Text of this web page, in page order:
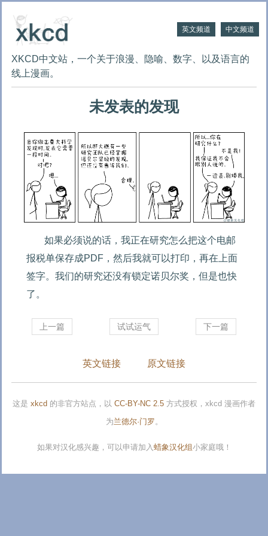
英文频道 中文频道
XKCD中文站，一个关于浪漫、隐喻、数字、以及语言的
线上漫画。
未发表的发现
如果必须说的话，我正在研究怎么把这个电邮
报税单保存成PDF，然后我就可以打印，再在上面
签字。我们的研究还没有锁定诺贝尔奖，但是也快
了。
上一篇 下一篇
试试运气
英文链接 原文链接
这是 xkcd 的非官方站点，以 CC-BY-NC 2.5 方式授权，xkcd 漫画作者
为兰德尔·门罗。
如果对汉化感兴趣，可以申请加入蜡象汉化组小家庭哦！